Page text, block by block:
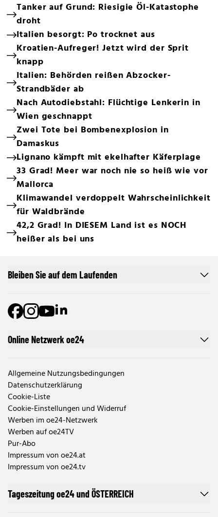
Tanker auf Grund: Riesigie Öl-Katastophe
droht
Italien besorgt: Po trocknet aus
Kroatien-Aufreger! Jetzt wird der Sprit
knapp
Italien: Behörden reißen Abzocker-
Strandbäder ab
Nach Autodiebstahl: Flüchtige Lenkerin in
Wien geschnappt
Zwei Tote bei Bombenexplosion in
Damaskus
Lignano kämpft mit ekelhafter Käferplage
33 Grad! Meer war noch nie so heiß wie vor
Mallorca
Klimawandel verdoppelt Wahrscheinlichkeit
für Waldbrände
42,2 Grad! In DIESEM Land ist es NOCH
heißer als bei uns
Online Netzwerk oe24
Allgemeine Nutzungsbedingungen
Datenschutzerklärung
Cookie-Liste
Cookie-Einstellungen und Widerruf
Werben im oe24-Netzwerk
Werben auf oe24TV
Pur-Abo
Impressum von oe24.at
Impressum von oe24.tv
Tageszeitung oe24 und ÖSTERREICH
Bleiben Sie auf dem Laufenden